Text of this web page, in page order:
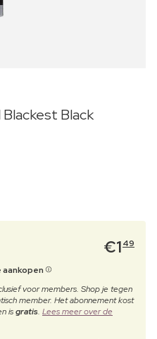
Blackest Black
€1 49
aankopen
voor members. Shop je tegen
member. Het abonnement kost
isgratis. Lees meer over de